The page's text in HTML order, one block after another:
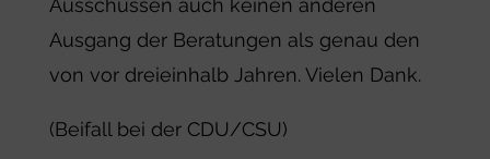
Ausschüssen auch keinen anderen
Ausgang der Beratungen als genau den
von vor dreieinhalb Jahren. Vielen Dank.
(Beifall bei der CDU/CSU)